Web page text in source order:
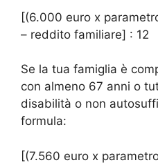
[(6.000 euro x
– reddito familiare] : 12
Se la tua famiglia è
con almeno 67 anni o
disabilità o non
formula:
[(7.560 euro x